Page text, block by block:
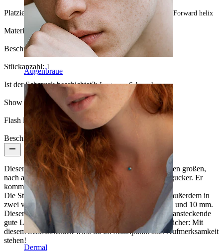
Augenbraue
Dermal
Platzierung: Tragus, Septum, Ohrläppchen, Helix, Conch, Forward helix
Material:Titanium
Beschichtungsart: PVD-Beschichtung
Stückanzahl:1
Ist der Schmuck beschichtet?:Ja, ganzer Schmuck
Show pair option: Ja
Flash label: 3 für 2
Beschreibung
Dieser Scharnierring aus Titan zeichnet sich durch einen großen,
nach außen gerichtetem Bogen und ist ein echter Hingucker. Er
kommt in 4 Farben: Silber, schwarz, rotgold und gold.
Die Stabstärke des Rings misst 1.2 mm. Der Ring ist außerdem in
zwei verschiedenen Längen erhältlich, nämlich: 8 mm und 10 mm.
Dieser tolle Schmuck ist ein Synonym für Abenteuer, ansteckende
gute Laune und passt zu jeder Gelegenheit. Eines ist sicher: Mit
diesem Schmuckstück wirst du im Mittelpunkt aller Aufmerksamkeit
stehen!